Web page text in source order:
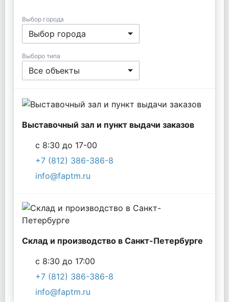
Выбор города
Выбор города
Выборо типа
Все объекты
Выставочный зал и пункт выдачи заказов
с 8:30 до 17-00
+7 (812) 386-386-8
info@faptm.ru
Склад и производство в Санкт-Петербурге
с 8:30 до 17:00
+7 (812) 386-386-8
info@faptm.ru